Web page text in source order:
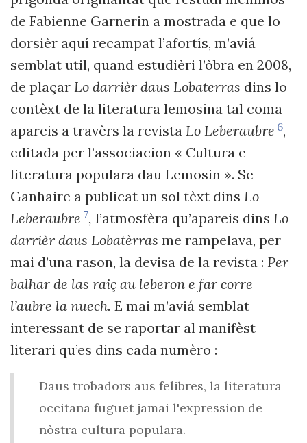
de Fabienne Garnerin a mostrada e que lo
dorsièr aquí recampat l’afortís, m’aviá
semblat util, quand estudièri l’òbra en 2008,
de plaçar Lo darrièr daus Lobaterras dins lo
contèxt de la literatura lemosina tal coma
apareis a travèrs la revista Lo Leberaubre 6,
editada per l’associacion « Cultura e
literatura populara dau Lemosin ». Se
Ganhaire a publicat un sol tèxt dins Lo
Leberaubre 7, l’atmosfèra qu’apareis dinsLo
darrièr daus Lobatèrras me rampelava, per
mai d’una rason, la devisa de la revista : Per
balhar de las raiç au leberon e far corre
l’aubre la nuech. E mai m’aviá semblat
interessant de se raportar al manifèst
literari qu’es dins cada numèro :
Daus trobadors aus felibres, la literatura
occitana fuguet jamai l'expression de
nòstra cultura populara.